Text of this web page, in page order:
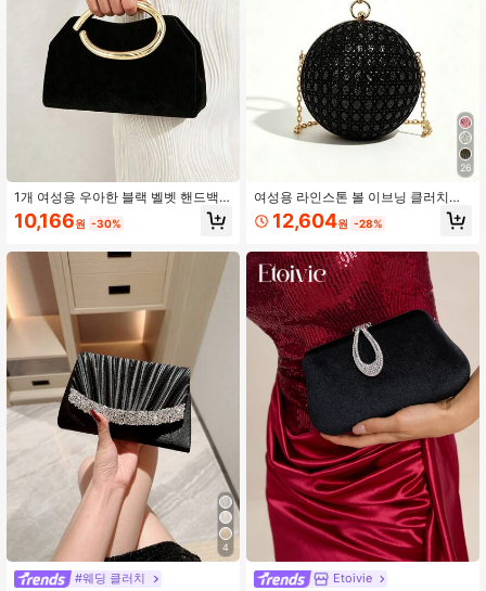
4.87 74 팔로워
1개 여성용 우아한 블랙 벨벳 핸드백,
공식 행사, 결혼식, 생일, 럭셔리 벨벳
이브닝 클러치에 적합
10,166원 -30%
4
#웨딩 클러치
26
여성용 라인스톤 볼 이브닝 클러치백,
분리 가능한 체인, 우아한 신부 크로스
바디백, 웨딩, 볼, 칵테일 파티, 신부 들
12,604원 -28%
Etoivie